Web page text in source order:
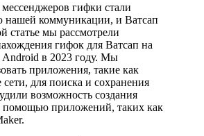
гифки стали
нашей коммуникации, и Ватсап
статье мы рассмотрели
гифок для Ватсап на
Android в 2023 году. Мы
приложения, такие как
для поиска и сохранения
возможность создания
помощью приложений, таких как